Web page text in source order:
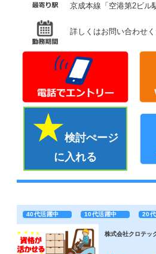
京成本線「空港第2ビル
詳しくはお問い合わせく
検討ぺージ
に入れる
40代活躍中 10代活躍中 20
株式会社クロテッ